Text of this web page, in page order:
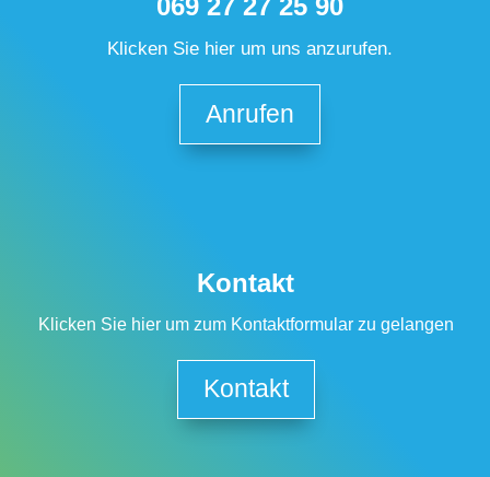
Klicken Sie hier um uns anzurufen.
Anrufen
Kontakt
Klicken Sie hier um zum Kontaktformular zu gelangen
Kontakt